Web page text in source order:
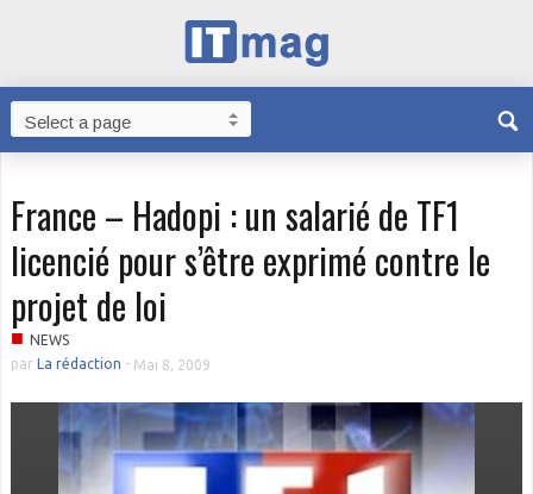
France – Hadopi : un salarié de TF1
licencié pour s’être exprimé contre le
projet de loi
■ NEWS
par La rédaction - Mai 8, 2009